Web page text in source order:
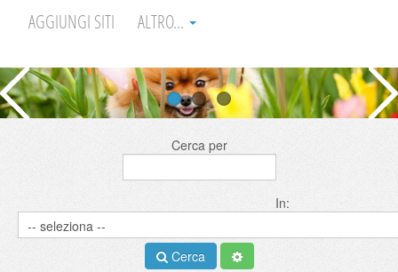
AGGIUNGI SITI
ALTRO...
Cerca per
In:
Cerca